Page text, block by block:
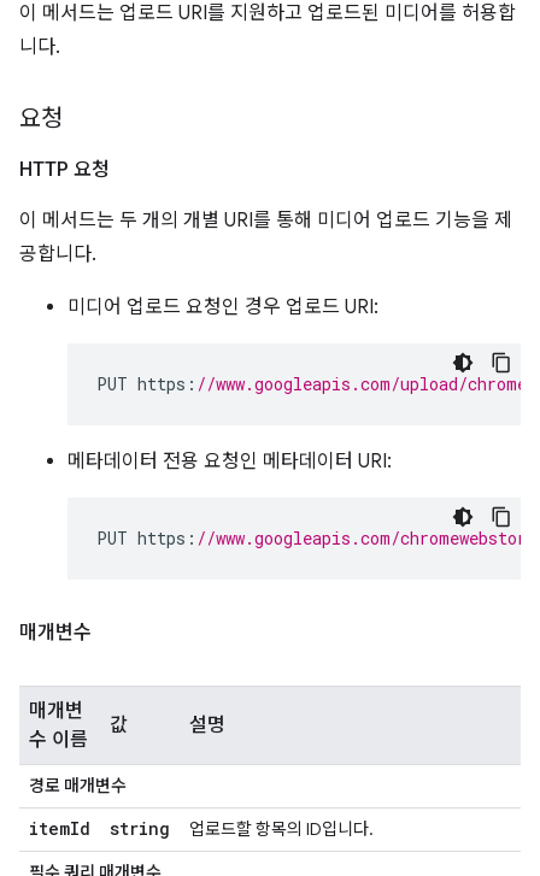
이 메서드는 업로드 URI를 지원하고 업로드된 미디어를 허용합
니다.
요청
HTTP 요청
이 메서드는 두 개의 개별 URI를 통해 미디어 업로드 기능을 제
공합니다.
미디어 업로드 요청인 경우 업로드 URI:
PUT https : //www.googleapis.com/upload/
메타데이터 전용 요청인 메타데이터 URI:
PUT https : //www.googleapis.com/
매개변수
매개변
수 이름
값 설명
경로 매개변수
itemId string
업로드할 항목의 ID입니다.